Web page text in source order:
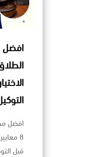
افضل
افضل
8
قبل